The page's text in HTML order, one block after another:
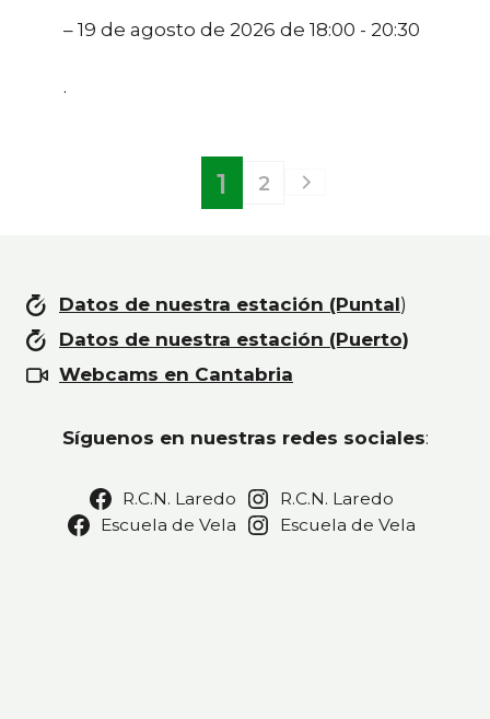
– 19 de agosto de 2026 de 18:00 - 20:30
.
1 2
Datos de nuestra estación (Puntal)
Datos de nuestra estación (Puerto)
Webcams en Cantabria
Síguenos en nuestras redes sociales:
R.C.N. Laredo
R.C.N. Laredo
Escuela de Vela
Escuela de Vela